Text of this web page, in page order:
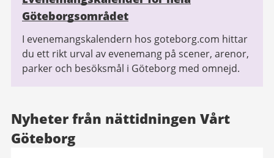
Göteborgsområdet
I evenemangskalendern hos goteborg.com hittar
du ett rikt urval av evenemang på scener, arenor,
parker och besöksmål i Göteborg med omnejd.
Nyheter från nättidningen Vårt
Göteborg